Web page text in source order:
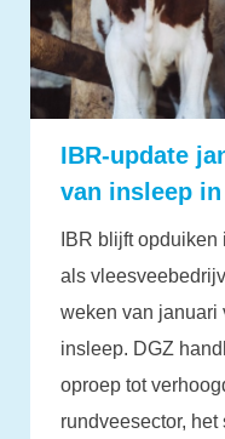
IBR-update
van insleep
IBR blijft
als
weken van januari
insleep. DGZ
oproep tot
rundveesector,